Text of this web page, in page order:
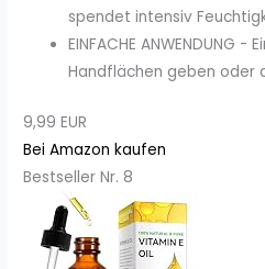
spendet intensiv
EINFACHE ANWENDUNG
Handflächen geben oder
9,99 EUR
Bei Amazon kaufen
Bestseller Nr. 8